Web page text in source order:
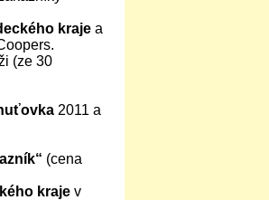
kraje a
(ze 30
2011 a
(cena
kraje v